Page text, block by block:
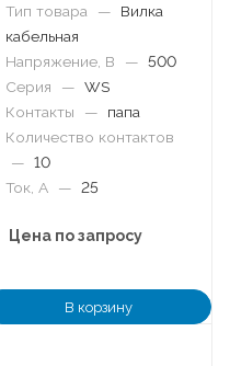
Тип товара —
Вилка
кабельная
Напряжение, В
— 500
Серия
— WS
Контакты
—
папа
Количество контактов
— 10
Ток, А
— 25
Цена по запросу
В корзину